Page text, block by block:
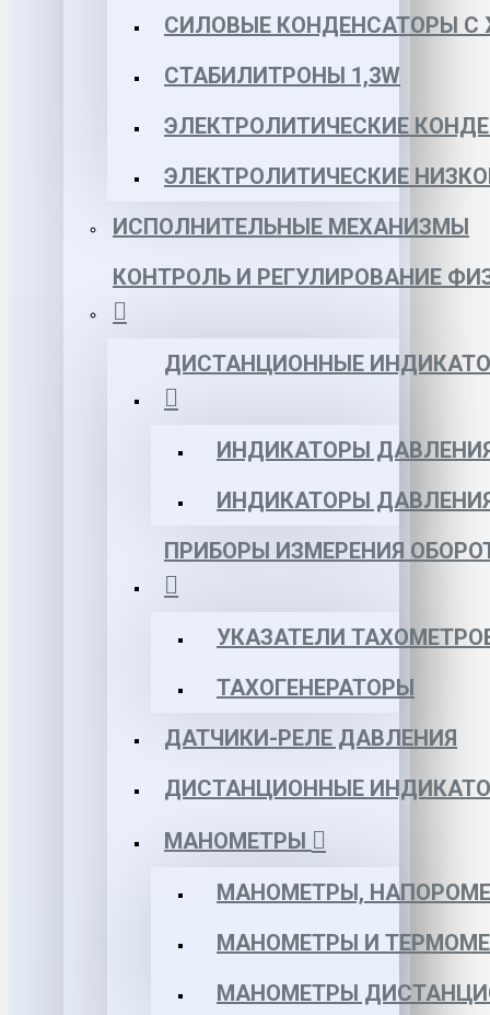
СИЛОВЫЕ КОНДЕНСАТОРЫ
СТАБИЛИТРОНЫ 1,3W
ЭЛЕКТРОЛИТИЧЕСКИЕ
ЭЛЕКТРОЛИТИЧЕСКИЕ
ИСПОЛНИТЕЛЬНЫЕ МЕХАНИЗМЫ
КОНТРОЛЬ И РЕГУЛИРОВАНИЕ
ДИСТАНЦИОННЫЕ
ИНДИКАТОРЫ
ИНДИКАТОРЫ
ПРИБОРЫ ИЗМЕРЕНИЯ
УКАЗАТЕЛИ
ТАХОГЕНЕРАТОРЫ
ДАТЧИКИ-РЕЛЕ ДАВЛЕНИЯ
ДИСТАНЦИОННЫЕ
МАНОМЕТРЫ
МАНОМЕТРЫ,
МАНОМЕТРЫ И
МАНОМЕТРЫ